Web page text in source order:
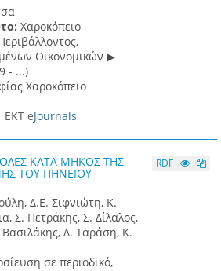
Χαροκόπειο
Οικονομικών ▶
- ...)
Χαροκόπειο
ΕΚΤ eJournals
ΚΑΤΑ ΜΗΚΟΣ ΤΗΣ
ΤΟΥ ΠΗΝΕΙΟΥ
Δ.Ε. Σιφνιώτη, K.
Σ. Πετράκης, Σ. Δίλαλος,
Δ. Ταράση, Κ.
σε περιοδικό,
RDF